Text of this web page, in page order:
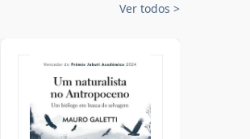
Ver todos >